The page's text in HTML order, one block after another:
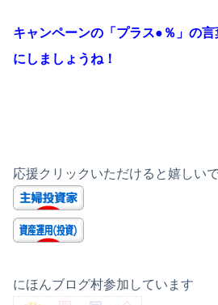
キャンペーンの「プラス●％」の
にしましょうね！
応援クリックいただけると嬉しいで
にほんブログ村参加しています